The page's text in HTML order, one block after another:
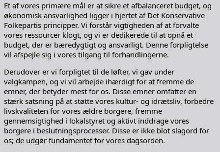
Et af vores primære mål er at sikre et afbalanceret budget, og
økonomisk ansvarlighed ligger i hjertet af Det Konservative
Folkepartis principper. Vi forstår vigtigheden af at forvalte
vores ressourcer klogt, og vi er dedikerede til at opnå et
budget, der er bæredygtigt og ansvarligt. Denne forpligtelse
vil afspejle sig i vores tilgang til forhandlingerne.
Derudover er vi forpligtet til de løfter, vi gav under
valgkampen, og vi vil arbejde ihærdigt for at fremme de
emner, der betyder mest for os. Disse emner omfatter en
stærk satsning på at støtte vores kultur- og idrætsliv, forbedre
livskvaliteten for vores ældre borgere, fremme
gennemsigtighed i lokalstyret og aktivt inddrage vores
borgere i beslutningsprocesser. Disse er ikke blot slagord for
os; de udgør fundamentet for vores dagsorden.